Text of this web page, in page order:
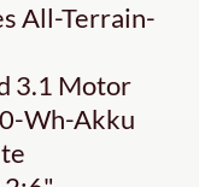
All-Terrain-
3.1 Motor
Wh-Akku